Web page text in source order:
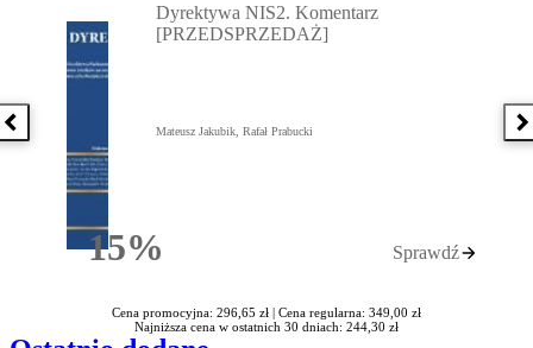
Poprzednia książka
15%Rabatu
Dyrektywa NIS2. Komentarz
[PRZEDSPRZEDAŻ]
Mateusz Jakubik, Rafał Prabucki
Sprawdź
Cena promocyjna: 296,65 zł | Cena regularna: 349,00 zł
Najniższa cena w ostatnich 30 dniach: 244,30 zł